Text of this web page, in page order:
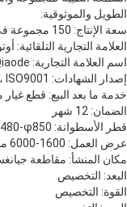
الطويل والموثوقية.
سعة الإنتاج: 150 مجموعة في السنة
العلامة التجارية التلقائية:
اسم العلامة التجارية: Qiaode
إصدار الشهادات: CE، ISO9001
خدمة ما بعد البيع: قطع غيار
الضمان: 12 شهر
قطر الأسطوانة: φ480-φ850
عرض العمل: 1600-6000 مم
مكان المنشأ: مقاطعة
البعد: التخصيص
القوة: التخصيص